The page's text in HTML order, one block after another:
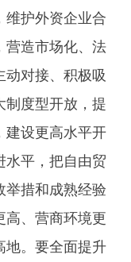
维护外资企业合
营造市场化、法
动对接、积极吸
制度型开放，提
建设更高水平开
水平，把自由贸
举措和成熟经验
高、营商环境更
地。要全面提升